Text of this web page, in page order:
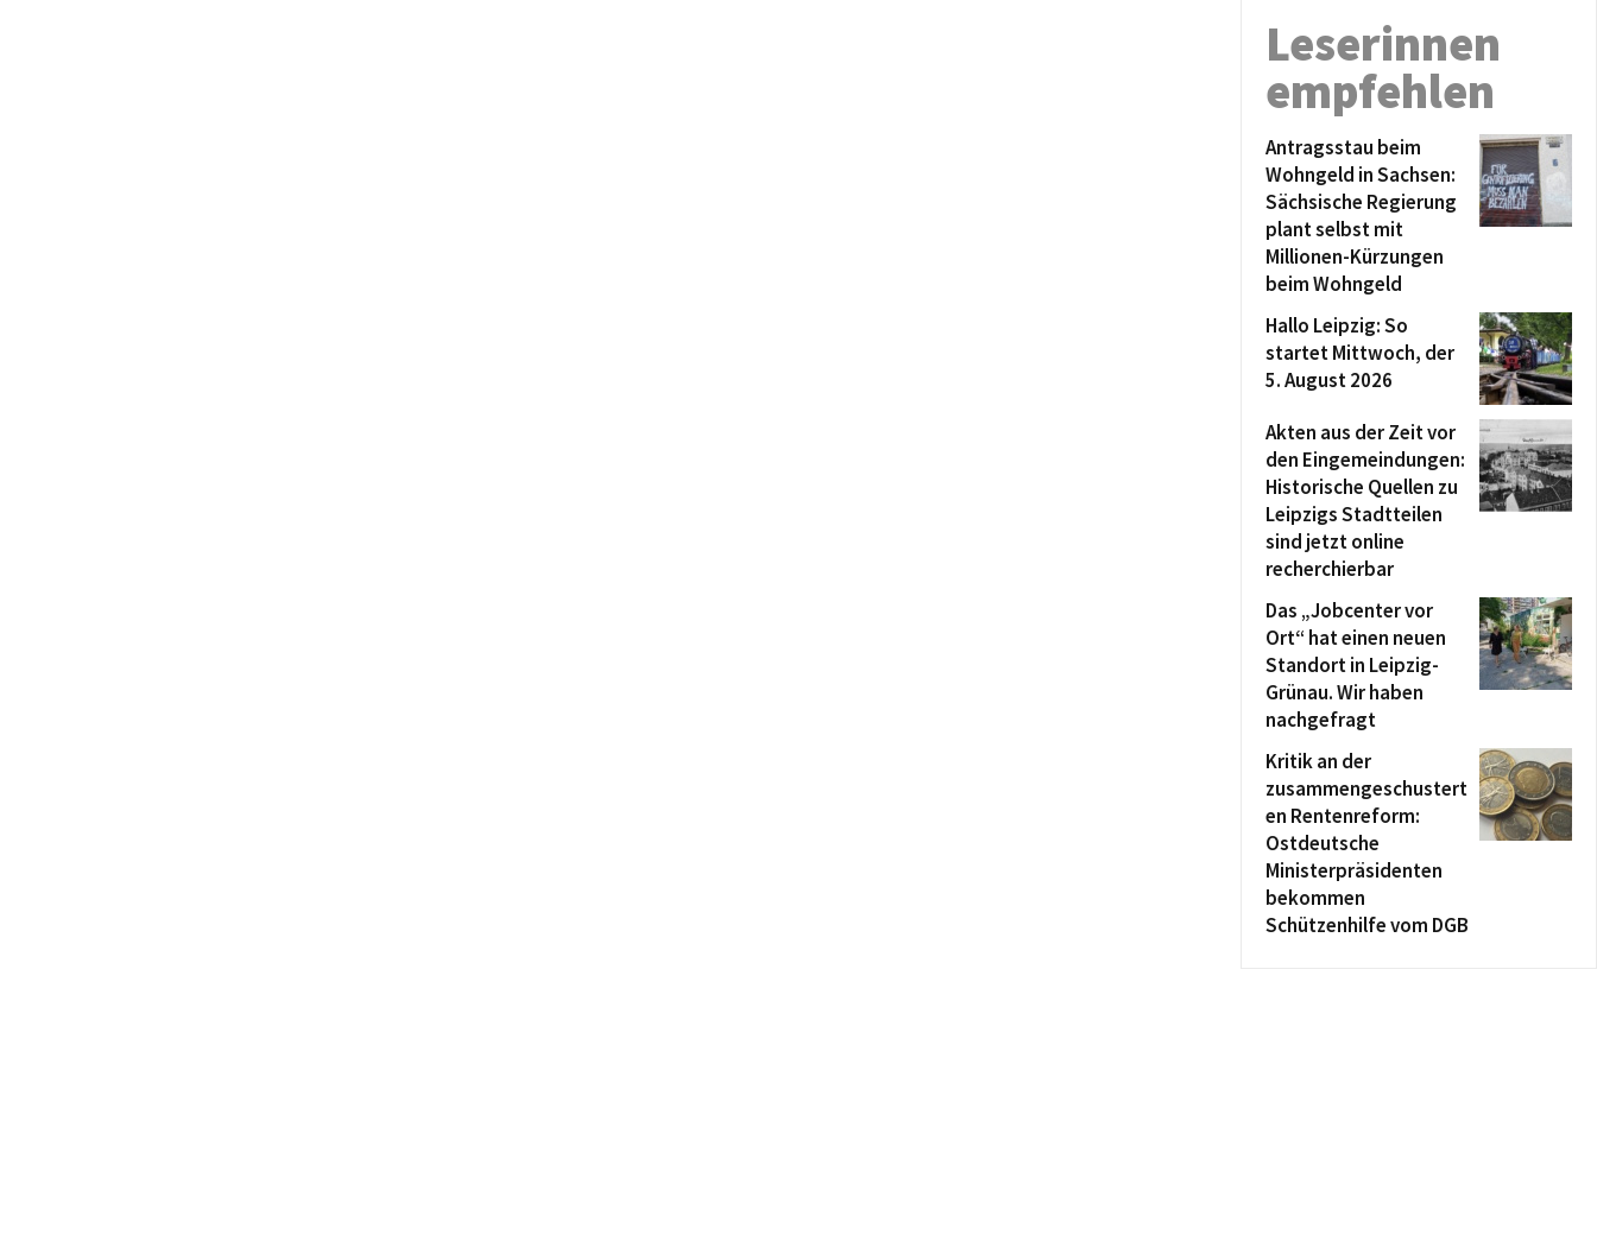
Leserinnen
empfehlen
Antragsstau beim
Wohngeld in Sachsen:
Sächsische Regierung
plant selbst mit
Millionen-Kürzungen
beim Wohngeld
Hallo Leipzig: So
startet Mittwoch, der
5. August 2026
Akten aus der Zeit vor
den Eingemeindungen:
Historische Quellen zu
Leipzigs Stadtteilen
sind jetzt online
recherchierbar
Das „Jobcenter vor
Ort“ hat einen neuen
Standort in Leipzig-
Grünau. Wir haben
nachgefragt
Kritik an der
zusammengeschustert
en Rentenreform:
Ostdeutsche
Ministerpräsidenten
bekommen
Schützenhilfe vom DGB